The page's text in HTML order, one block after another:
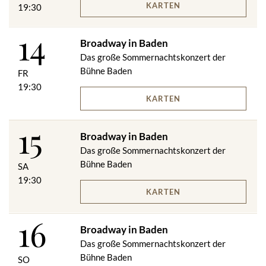
19:30
KARTEN
14
FR
19:30
Broadway in Baden
Das große Sommernachtskonzert der
Bühne Baden
KARTEN
15
SA
19:30
Broadway in Baden
Das große Sommernachtskonzert der
Bühne Baden
KARTEN
16
SO
Broadway in Baden
Das große Sommernachtskonzert der
Bühne Baden